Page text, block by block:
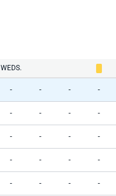
WEDS.
- - - -
- - - -
- - - -
- - - -
- - - -